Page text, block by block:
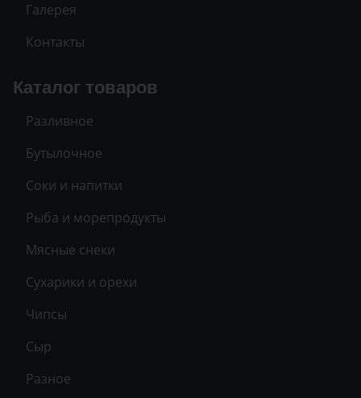
Галерея
Контакты
Каталог товаров
Разливное
Бутылочное
Соки и напитки
Рыба и морепродукты
Мясные снеки
Сухарики и орехи
Чипсы
Сыр
Разное